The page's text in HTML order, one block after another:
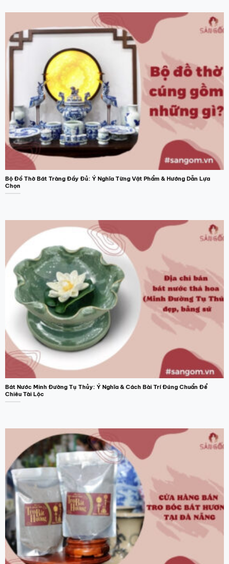
Bộ Đồ Thờ Bát Tràng Đầy Đủ: Ý Nghĩa Từng Vật Phẩm & Hướng Dẫn Lựa
Chọn
Bát Nước Minh Đường Tụ Thủy: Ý Nghĩa & Cách Bài Trí Đúng Chuẩn Để
Chiêu Tài Lộc